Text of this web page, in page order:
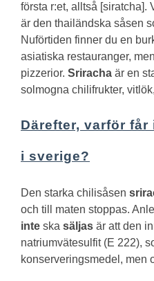
första r:et, alltså [siratcha].
är den thailändska såsen
Nuförtiden finner du en
asiatiska restauranger,
pizzerior. Sriracha är en
solmogna chilifrukter,
Därefter, varför
i sverige?
Den starka chilisåsen
och till maten stoppas.
inte ska säljas är att den
natriumvätesulfit (E 222),
konserveringsmedel, men